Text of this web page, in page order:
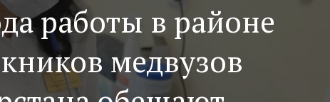
работы в районе
медвузов